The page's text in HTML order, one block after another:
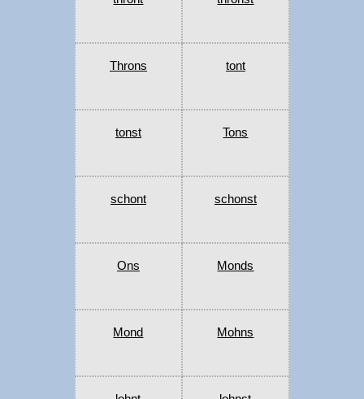
Throns tont
tonst Tons
schont schonst
Ons Monds
Mond Mohns